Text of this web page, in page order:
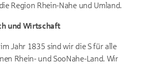
Region Rhein-Nahe und Umland.
und Wirtschaft
Jahr 1835 sind wir die S für alle
Rhein- und SooNahe-Land. Wir